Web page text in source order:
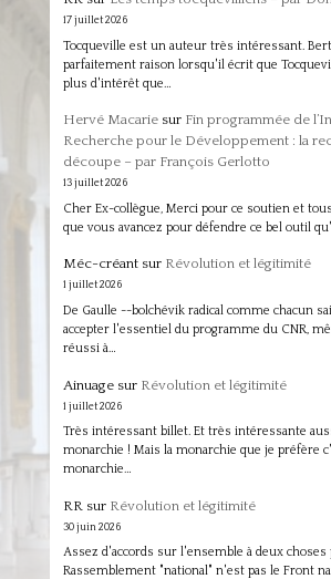
17 juillet 2026
Tocqueville est un auteur très intéressant.
parfaitement raison lorsqu'il écrit que
plus d'intérêt que…
Hervé Macariesur Fin programmée de
Recherche pour le Développement : la
découpe – par François Gerlotto
13 juillet 2026
Cher Ex-collègue, Merci pour ce soutien et
que vous avancez pour défendre ce bel outil
Méc-créantsur Révolution et légitimité
1 juillet 2026
De Gaulle --bolchévik radical comme chacun
accepter l'essentiel du programme du CNR,
réussi à…
Ainuagesur Révolution et légitimité
1 juillet 2026
Très intéressant billet. Et très intéressante
monarchie ! Mais la monarchie que je préfère
monarchie…
RR sur Révolution et légitimité
30 juin 2026
Assez d'accords sur l'ensemble à deux choses
Rassemblement "national" n'est pas le Front